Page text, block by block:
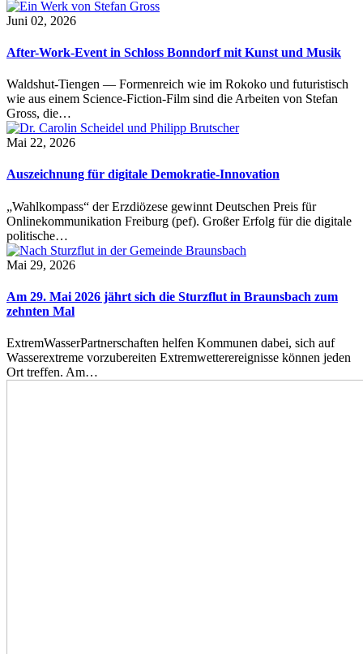
Juni 02, 2026
After-Work-Event in Schloss Bonndorf mit Kunst und Musik
Waldshut-Tiengen — Formenreich wie im Rokoko und futuristisch
wie aus einem Science-Fiction-Film sind die Arbeiten von Stefan
Gross, die…
Mai 22, 2026
Auszeichnung für digitale Demokratie-Innovation
„Wahlkompass“ der Erzdiözese gewinnt Deutschen Preis für
Onlinekommunikation Freiburg (pef). Großer Erfolg für die digitale
politische…
Mai 29, 2026
Am 29. Mai 2026 jährt sich die Sturzflut in Braunsbach zum
zehnten Mal
ExtremWasserPartnerschaften helfen Kommunen dabei, sich auf
Wasserextreme vorzubereiten Extremwetterereignisse können jeden
Ort treffen. Am…